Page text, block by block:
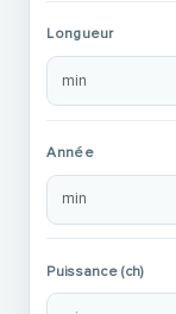
Longueur
Année
Puissance (ch)